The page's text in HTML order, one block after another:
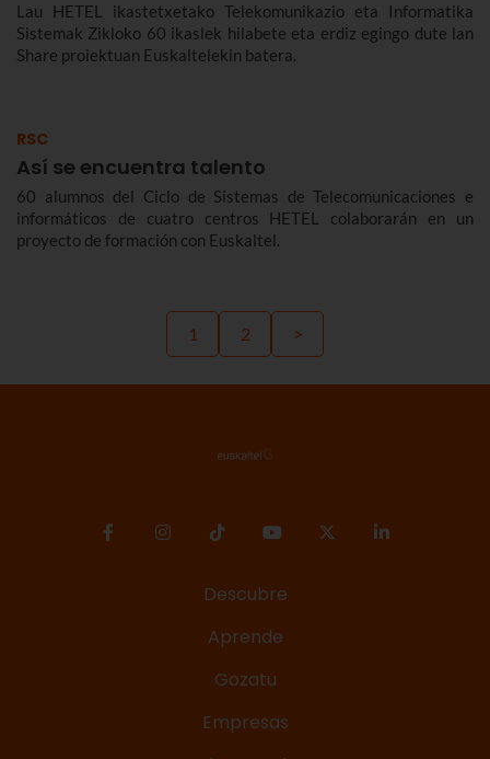
Lau HETEL ikastetxetako Telekomunikazio eta Informatika
Sistemak Zikloko 60 ikaslek hilabete eta erdiz egingo dute lan
Share proiektuan Euskaltelekin batera.
RSC
Así se encuentra talento
60 alumnos del Ciclo de Sistemas de Telecomunicaciones e
informáticos de cuatro centros HETEL colaborarán en un
proyecto de formación con Euskaltel.
1 2 >
Descubre
Aprende
Gozatu
Empresas